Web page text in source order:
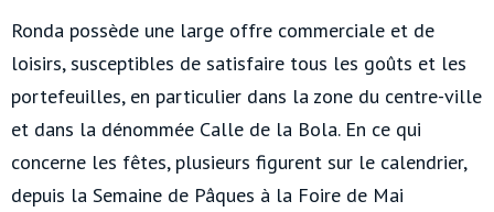
Ronda possède une large offre commerciale et de
loisirs, susceptibles de satisfaire tous les goûts et les
portefeuilles, en particulier dans la zone du centre-ville
et dans la dénommée Calle de la Bola. En ce qui
concerne les fêtes, plusieurs figurent sur le calendrier,
depuis la Semaine de Pâques à la Foire de Mai